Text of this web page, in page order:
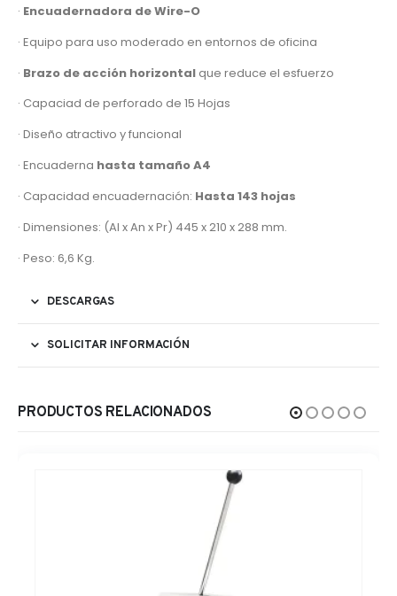
· Encuadernadora de Wire-O
· Equipo para uso moderado en entornos de oficina
· Brazo de acción horizontal que reduce el esfuerzo
· Capaciad de perforado de 15 Hojas
· Diseño atractivo y funcional
· Encuaderna hasta tamaño A4
· Capacidad encuadernación: Hasta 143 hojas
· Dimensiones: (Al x An x Pr) 445 x 210 x 288 mm.
· Peso: 6,6 Kg.
DESCARGAS
SOLICITAR INFORMACIÓN
PRODUCTOS RELACIONADOS